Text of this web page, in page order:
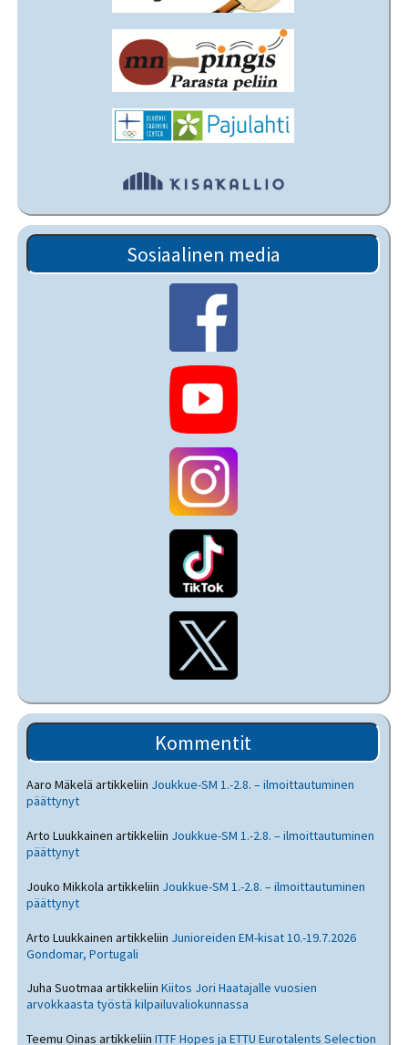
Sosiaalinen media
Kommentit
Aaro Mäkelä artikkeliin Joukkue-SM 1.-2.8. – ilmoittautuminen
päättynyt
Arto Luukkainen artikkeliin Joukkue-SM 1.-2.8. – ilmoittautuminen
päättynyt
Jouko Mikkola artikkeliin Joukkue-SM 1.-2.8. – ilmoittautuminen
päättynyt
Arto Luukkainen artikkeliin Junioreiden EM-kisat 10.-19.7.2026
Gondomar, Portugali
Juha Suotmaa artikkeliinKiitos Jori Haatajalle vuosien
arvokkaasta työstä kilpailuvaliokunnassa
Teemu Oinas artikkeliinITTF Hopes ja ETTU Eurotalents Selection